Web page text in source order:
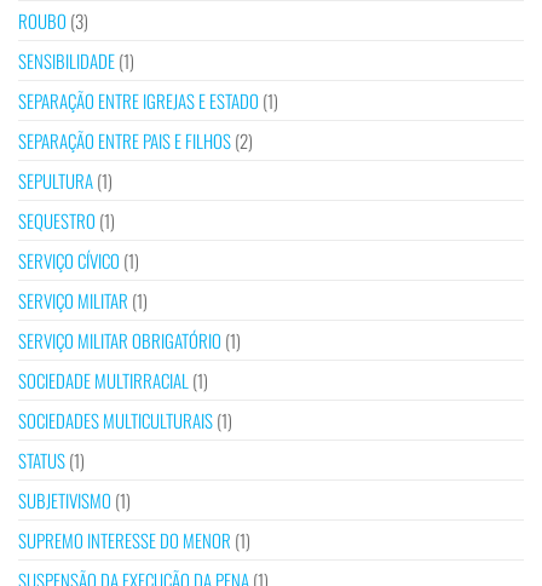
ROUBO (3)
SENSIBILIDADE(1)
SEPARAÇÃO ENTRE IGREJAS E ESTADO (1)
SEPARAÇÃO ENTRE PAIS E FILHOS(2)
SEPULTURA(1)
SEQUESTRO (1)
SERVIÇO CÍVICO (1)
SERVIÇO MILITAR (1)
SERVIÇO MILITAR OBRIGATÓRIO (1)
SOCIEDADE MULTIRRACIAL (1)
SOCIEDADES MULTICULTURAIS(1)
STATUS(1)
SUBJETIVISMO (1)
SUPREMO INTERESSE DO MENOR (1)
SUSPENSÃO DA EXECUÇÃO DA PENA(1)